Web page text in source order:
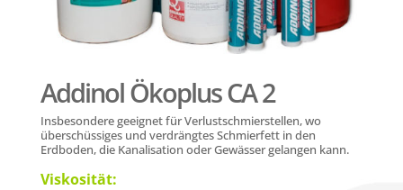
Addinol Ökoplus CA 2
Insbesondere geeignet fürVerlustschmierstellen, wo
überschüssiges und verdrängtes Schmierfett in den
Erdboden, die Kanalisation oder Gewässer gelangen kann.
Viskosität: